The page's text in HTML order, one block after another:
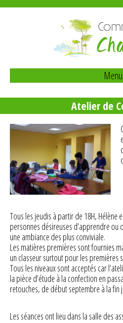
Menu
Atelier de
Tous les jeudis à partir de 18H, Hélène
personnes désireuses d’apprendre ou
une ambiance des plus conviviale.
Les matières premières sont fournies
un classeur surtout pour les premières
Tous les niveaux sont acceptés car
la pièce d’étude à la confection en
retouches, de début septembre à la fin
Les séances ont lieu dans la salle des